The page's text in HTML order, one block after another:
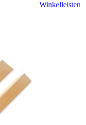
Winkelleisten